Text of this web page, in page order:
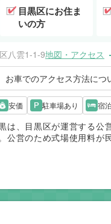
目黒区にお住ま
いの方
八雲1-1-9地図・アクセス
お車でのアクセス方法につ
安価 駐車場あり 宿
は、目黒区が運営する公
公営のため式場使用料が